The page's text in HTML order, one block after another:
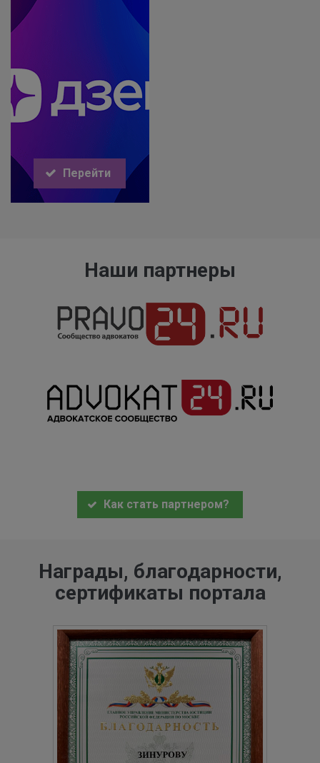
Перейти
Наши партнеры
Как стать партнером?
Награды, благодарности,
сертификаты портала